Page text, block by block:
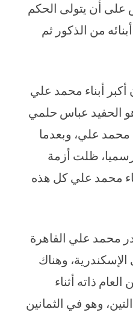
على أن يتولى الحكم
من الذكور ثم
أكبر أبناء محمد علي
هو الحفيد عباس حلمي
علي، وبعدما
ظلت أزمة
محمد علي كل هذه
سنة 1849 غادر محمد علي القاهرة
وهناك
من العام ذاته أثناء
وهو في الثمانين